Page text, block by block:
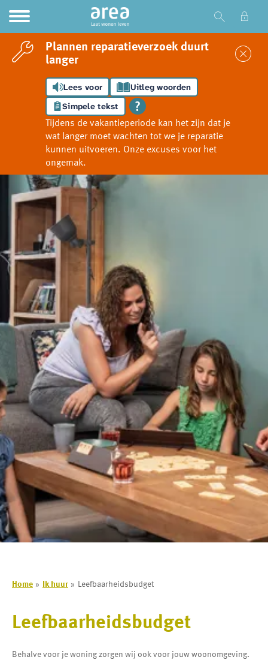
Naar hoofdinhoud
Naar hoofdnavigatiemenu
Naar de homepage
Ga naar Hoofd
Plannen reparatieverzoek duurt
langer
Lees voor
Uitleg woorden
Simpele tekst
Tijdens de vakantieperiode kan het zijn dat je
wat langer moet wachten tot we je reparatie
kunnen uitvoeren. Onze excuses voor het
ongemak.
Home Ik huur Leefbaarheidsbudget
Leefbaarheidsbudget
Behalve voor je woning zorgen wij ook voor jouw woonomgeving.